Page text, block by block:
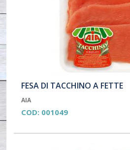
FESA DI TACCHINO A FETTE
AIA
COD: 001049